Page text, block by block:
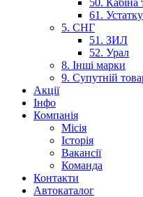
50. Кабіна
61.
5. СНГ
51. ЗИЛ
52. Урал
8. Інші марки
9. Супутній
Акції
Інфо
Компанія
Місія
Історія
Вакансії
Команда
Контакти
Автокаталог